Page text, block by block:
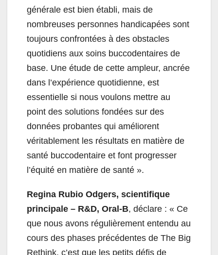
générale est bien établi, mais de
nombreuses personnes handicapées sont
toujours confrontées à des obstacles
quotidiens aux soins buccodentaires de
base. Une étude de cette ampleur, ancrée
dans l’expérience quotidienne, est
essentielle si nous voulons mettre au
point des solutions fondées sur des
données probantes qui améliorent
véritablement les résultats en matière de
santé buccodentaire et font progresser
l’équité en matière de santé ».
Regina Rubio Odgers, scientifique
principale – R&D, Oral‑B, déclare : « Ce
que nous avons régulièrement entendu au
cours des phases précédentes de The Big
Rethink, c’est que les petits défis de